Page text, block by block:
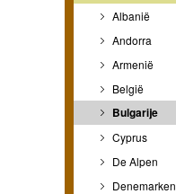
Albanië
Andorra
Armenië
België
Bulgarije
Cyprus
De Alpen
Denemarken